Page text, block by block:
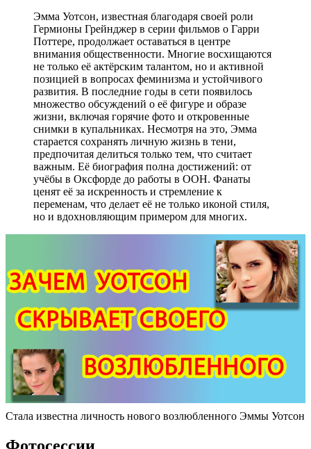
Эмма Уотсон, известная благодаря своей роли
Гермионы Грейнджер в серии фильмов о Гарри
Поттере, продолжает оставаться в центре
внимания общественности. Многие восхищаются
не только её актёрским талантом, но и активной
позицией в вопросах феминизма и устойчивого
развития. В последние годы в сети появилось
множество обсуждений о её фигуре и образе
жизни, включая горячие фото и откровенные
снимки в купальниках. Несмотря на это, Эмма
старается сохранять личную жизнь в тени,
предпочитая делиться только тем, что считает
важным. Её биография полна достижений: от
учёбы в Оксфорде до работы в ООН. Фанаты
ценят её за искренность и стремление к
переменам, что делает её не только иконой стиля,
но и вдохновляющим примером для многих.
Стала известна личность нового возлюбленного Эммы Уотсон